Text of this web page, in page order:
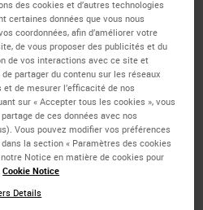
via le
et nous pourrons
votre machine en
Une fois ces
un spécialiste de
de Leica
des cookies et d’autres technologies
certaines données que vous nous
coordonnées, afin d’améliorer votre
de vous proposer des publicités et du
de vos interactions avec ce site et
partager du contenu sur les réseaux
de mesurer l’efficacité de nos
sur « Accepter tous les cookies », vous
de ces données avec nos
Vous pouvez modifier vos préférences
la section « Paramètres des cookies
Notice en matière de cookies pour
Cookie Notice
Details